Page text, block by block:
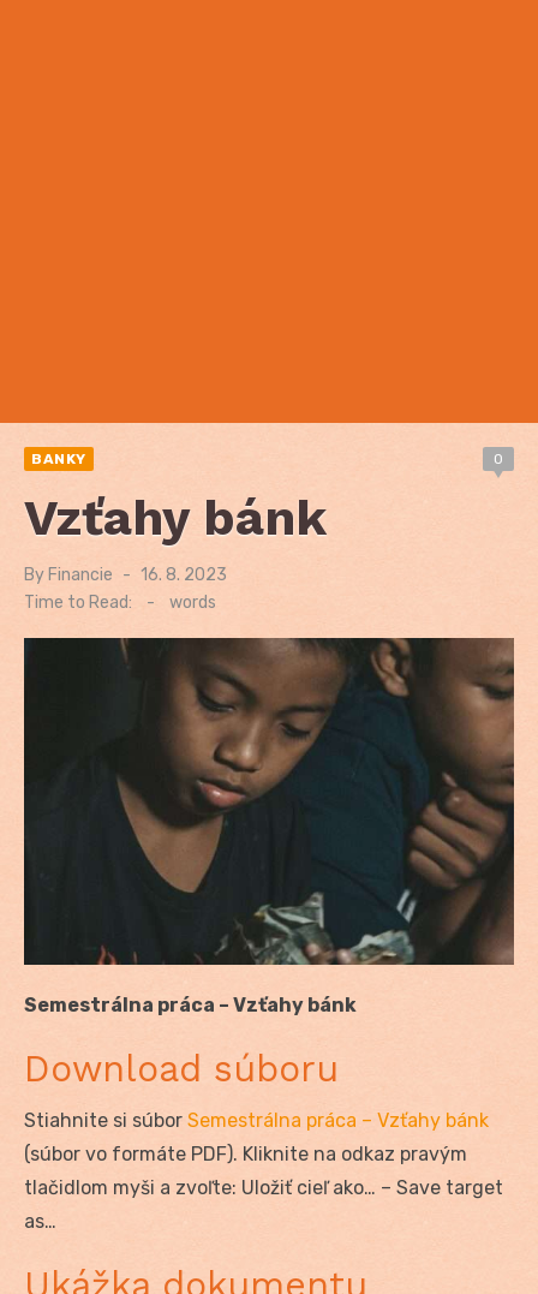
BANKY 0
Vzťahy bánk
By Financie
Posted
16. 8. 2023
Time to Read:
- words
Semestrálna práca – Vzťahy bánk
Download súboru
Stiahnite si súbor Semestrálna práca – Vzťahy bánk
(súbor vo formáte PDF). Kliknite na odkaz pravým
tlačidlom myši a zvoľte: Uložiť cieľ ako… – Save target
as…
Ukážka dokumentu